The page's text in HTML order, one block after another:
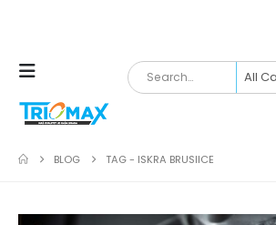
BLOG TAG - ISKRA BRUSIICE